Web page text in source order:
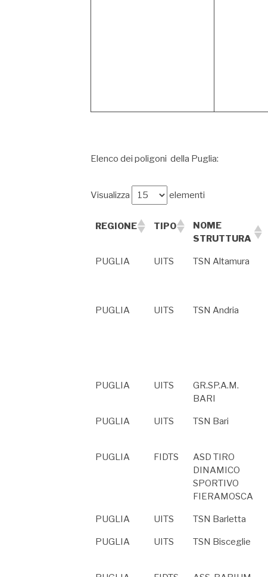
Elenco dei poligoni della Puglia:
Visualizza elementi
REGIONE TIPO
NOME
STRUTTURA
PUGLIA UITS TSN Altamura
PUGLIA UITS TSN Andria
PUGLIA UITS
GR.SP.A.M.
BARI
PUGLIA UITS TSN Bari
PUGLIA FIDTS
ASD TIRO
DINAMICO
SPORTIVO
FIERAMOSCA
PUGLIA UITS TSN Barletta
PUGLIA UITS TSN Bisceglie